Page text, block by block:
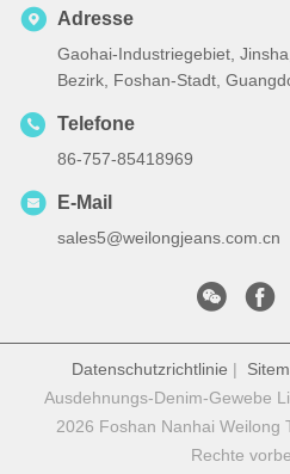
Adresse
Gaohai-Industriegebiet,
Bezirk, Foshan-Stadt,
Telefone
86-757-85418969
E-Mail
sales5@weilongjeans.com.cn
Datenschutzrichtlinie |
Ausdehnungs-Denim-Gewebe
2026 Foshan Nanhai Weilong
Rechte